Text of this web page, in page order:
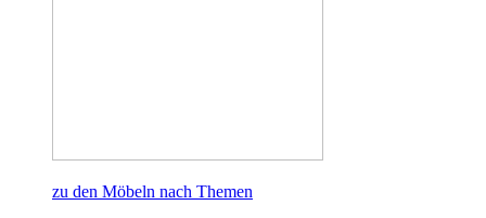
zu den Möbeln nach Themen